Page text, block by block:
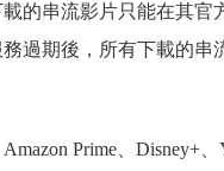
的串流影片只能在其官
過期後，所有下載的串
Prime、Disney+、